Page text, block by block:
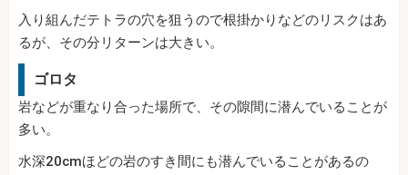
入り組んだテトラの穴を狙うので根掛かりなどのリスクはあ
るが、その分リターンは大きい。
ゴロタ
岩などが重なり合った場所で、その隙間に潜んでいることが
多い。
水深20cmほどの岩のすき間にも潜んでいることがあるの